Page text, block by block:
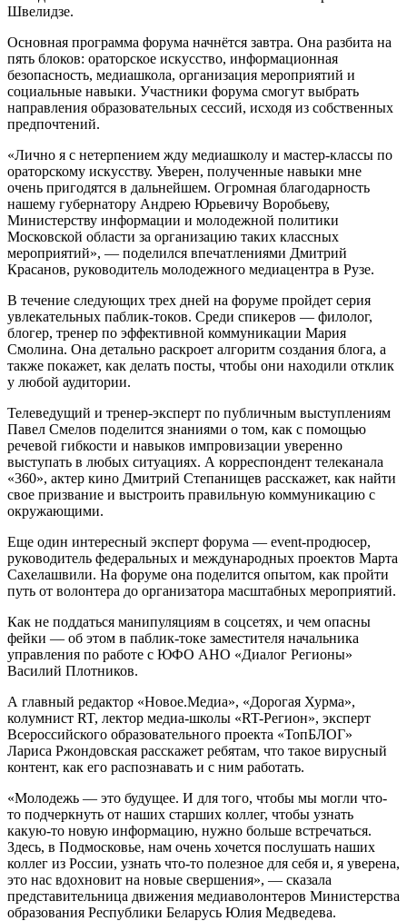
Швелидзе.
Основная программа форума начнётся завтра. Она разбита на
пять блоков: ораторское искусство, информационная
безопасность, медиашкола, организация мероприятий и
социальные навыки. Участники форума смогут выбрать
направления образовательных сессий, исходя из собственных
предпочтений.
«Лично я с нетерпением жду медиашколу и мастер-классы по
ораторскому искусству. Уверен, полученные навыки мне
очень пригодятся в дальнейшем. Огромная благодарность
нашему губернатору Андрею Юрьевичу Воробьеву,
Министерству информации и молодежной политики
Московской области за организацию таких классных
мероприятий», — поделился впечатлениями Дмитрий
Красанов, руководитель молодежного медиацентра в Рузе.
В течение следующих трех дней на форуме пройдет серия
увлекательных паблик-токов. Среди спикеров — филолог,
блогер, тренер по эффективной коммуникации Мария
Смолина. Она детально раскроет алгоритм создания блога, а
также покажет, как делать посты, чтобы они находили отклик
у любой аудитории.
Телеведущий и тренер-эксперт по публичным выступлениям
Павел Смелов поделится знаниями о том, как с помощью
речевой гибкости и навыков импровизации уверенно
выступать в любых ситуациях. А корреспондент телеканала
«360», актер кино Дмитрий Степанищев расскажет, как найти
свое призвание и выстроить правильную коммуникацию с
окружающими.
Еще один интересный эксперт форума — event-продюсер,
руководитель федеральных и международных проектов Марта
Сахелашвили. На форуме она поделится опытом, как пройти
путь от волонтера до организатора масштабных мероприятий.
Как не поддаться манипуляциям в соцсетях, и чем опасны
фейки — об этом в паблик-токе заместителя начальника
управления по работе с ЮФО АНО «Диалог Регионы»
Василий Плотников.
А главный редактор «Новое.Медиа», «Дорогая Хурма»,
колумнист RT, лектор медиа-школы «RT-Регион», эксперт
Всероссийского образовательного проекта «ТопБЛОГ»
Лариса Ржондовская расскажет ребятам, что такое вирусный
контент, как его распознавать и с ним работать.
«Молодежь — это будущее. И для того, чтобы мы могли что-
то подчеркнуть от наших старших коллег, чтобы узнать
какую-то новую информацию, нужно больше встречаться.
Здесь, в Подмосковье, нам очень хочется послушать наших
коллег из России, узнать что-то полезное для себя и, я уверена,
это нас вдохновит на новые свершения», — сказала
представительница движения медиаволонтеров Министерства
образования Республики Беларусь Юлия Медведева.